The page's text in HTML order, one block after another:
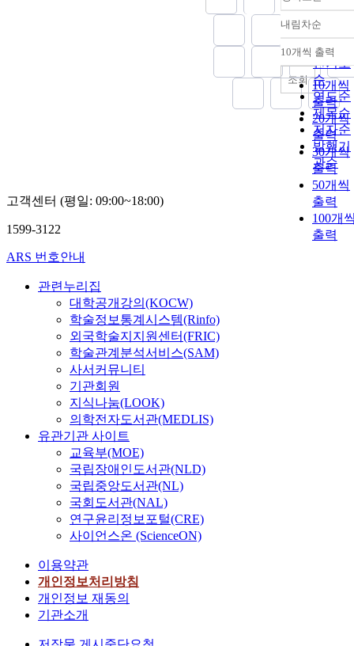
정확도
순
인기도
순
연도순
제목순
저자순
발행기
관순
내림차순
내림차
10개씩 출력
10개씩
출력
20개씩
출력
30개씩
출력
50개씩
출력
100개
출력
조회
고객센터 (평일: 09:00~18:00)
1599-3122
ARS 번호안내
관련누리집
대학공개강의(KOCW)
학술정보통계시스템(Rinfo)
외국학술지지원센터(FRIC)
학술관계분석서비스(SAM)
사서커뮤니티
기관회원
지식나눔(LOOK)
의학전자도서관(MEDLIS)
유관기관 사이트
교육부(MOE)
국립장애인도서관(NLD)
국립중앙도서관(NL)
국회도서관(NAL)
연구윤리정보포털(CRE)
사이언스온 (ScienceON)
이용약관
개인정보처리방침
개인정보 재동의
기관소개